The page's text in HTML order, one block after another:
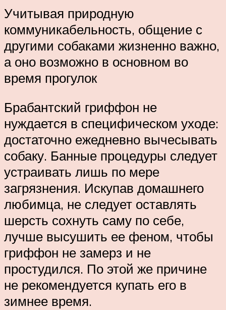
Учитывая природную
коммуникабельность, общение с
другими собаками жизненно важно,
а оно возможно в основном во
время прогулок
Брабантский гриффон не
нуждается в специфическом уходе:
достаточно ежедневно вычесывать
собаку. Банные процедуры следует
устраивать лишь по мере
загрязнения. Искупав домашнего
любимца, не следует оставлять
шерсть сохнуть саму по себе,
лучше высушить ее феном, чтобы
гриффон не замерз и не
простудился. По этой же причине
не рекомендуется купать его в
зимнее время.